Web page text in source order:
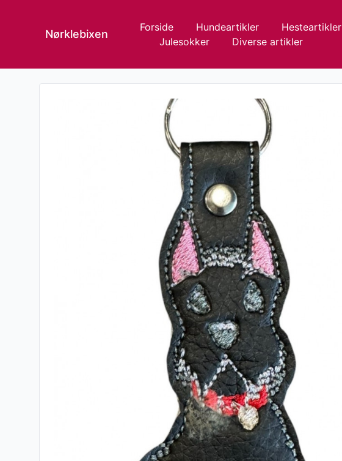
Nørklebixen
Forside Hundeartikler Hesteartikler
Julesokker
Diverse artikler